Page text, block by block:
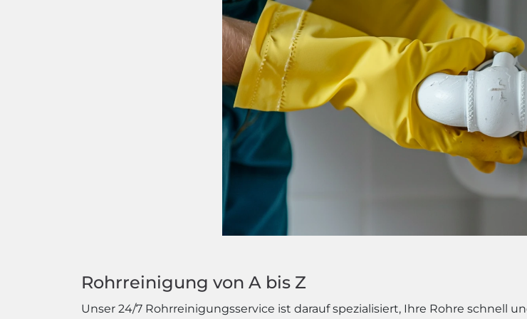
Rohrreinigung von A bis Z
Unser 24/7 Rohrreinigungsservice ist darauf spezialisiert, Ihre Rohre schnell